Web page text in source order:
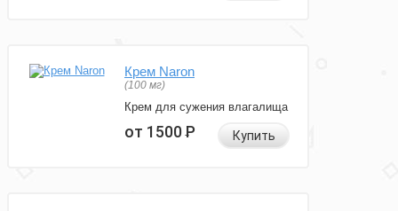
Крем Naron
(100 мг)
Крем для сужения влагалища
от 1500Р Купить